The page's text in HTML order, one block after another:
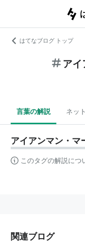
はてなブログ トップ
ア
言葉の解説 ネッ
アイアンマン・マ
このタグの解説につ
関連ブログ